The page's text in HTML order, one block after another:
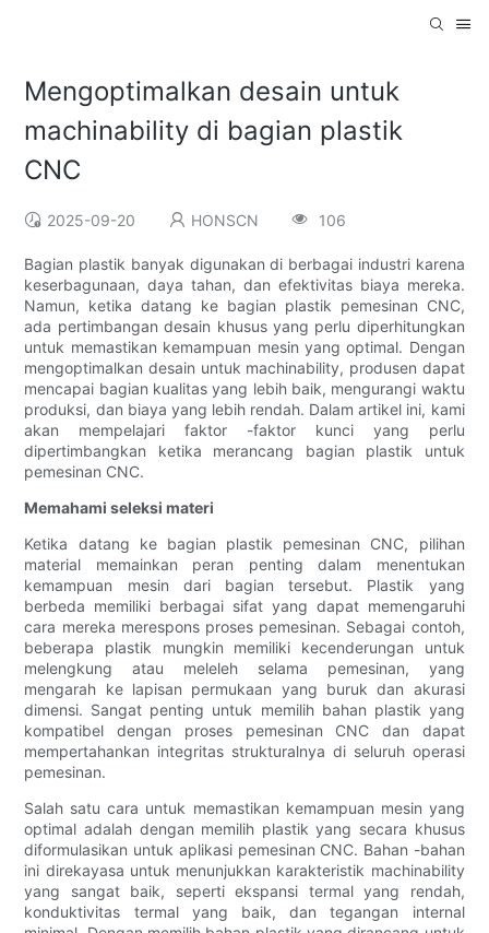
Mengoptimalkan desain untuk
machinability di bagian plastik
CNC
2025-09-20 HONSCN 106
Bagian plastik banyak digunakan di berbagai industri karena
keserbagunaan, daya tahan, dan efektivitas biaya mereka.
Namun, ketika datang ke bagian plastik pemesinan CNC,
ada pertimbangan desain khusus yang perlu diperhitungkan
untuk memastikan kemampuan mesin yang optimal. Dengan
mengoptimalkan desain untuk machinability, produsen dapat
mencapai bagian kualitas yang lebih baik, mengurangi waktu
produksi, dan biaya yang lebih rendah. Dalam artikel ini, kami
akan mempelajari faktor -faktor kunci yang perlu
dipertimbangkan ketika merancang bagian plastik untuk
pemesinan CNC.
Memahami seleksi materi
Ketika datang ke bagian plastik pemesinan CNC, pilihan
material memainkan peran penting dalam menentukan
kemampuan mesin dari bagian tersebut. Plastik yang
berbeda memiliki berbagai sifat yang dapat memengaruhi
cara mereka merespons proses pemesinan. Sebagai contoh,
beberapa plastik mungkin memiliki kecenderungan untuk
melengkung atau meleleh selama pemesinan, yang
mengarah ke lapisan permukaan yang buruk dan akurasi
dimensi. Sangat penting untuk memilih bahan plastik yang
kompatibel dengan proses pemesinan CNC dan dapat
mempertahankan integritas strukturalnya di seluruh operasi
pemesinan.
Salah satu cara untuk memastikan kemampuan mesin yang
optimal adalah dengan memilih plastik yang secara khusus
diformulasikan untuk aplikasi pemesinan CNC. Bahan -bahan
ini direkayasa untuk menunjukkan karakteristik machinability
yang sangat baik, seperti ekspansi termal yang rendah,
konduktivitas termal yang baik, dan tegangan internal